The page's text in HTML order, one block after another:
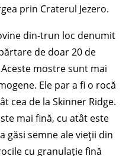
prin Craterul Jezero.
din-trun loc denumit
de doar 20 de
mostre sunt mai
Ele par a fi o rocă
cea de la Skinner Ridge.
mai fină, cu atât este
găsi semne ale vieții din
cu granulație fină